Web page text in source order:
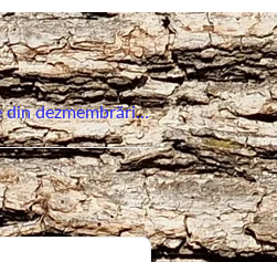
din dezmembrări…